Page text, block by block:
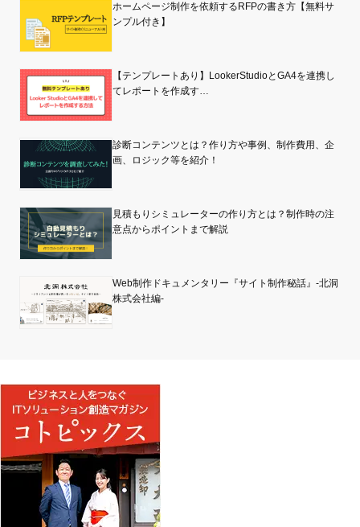
ホームページ制作を依頼するRFPの書き方【無料サ
ンプル付き】
【テンプレートあり】LookerStudioとGA4を連携し
てレポートを作成す…
診断コンテンツとは？作り方や事例、制作費用、企
画、ロジック等を紹介！
見積もりシミュレーターの作り方とは？制作時の注
意点からポイントまで解説
Web制作ドキュメンタリー『サイト制作秘話』-北洞
株式会社編-